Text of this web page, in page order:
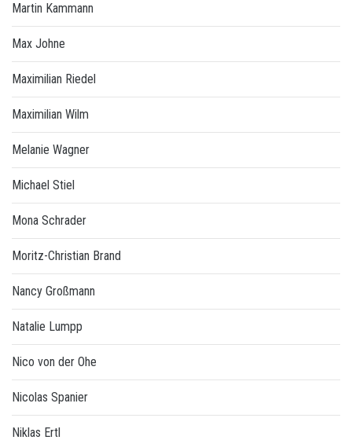
Martin Kammann
Max Johne
Maximilian Riedel
Maximilian Wilm
Melanie Wagner
Michael Stiel
Mona Schrader
Moritz-Christian Brand
Nancy Großmann
Natalie Lumpp
Nico von der Ohe
Nicolas Spanier
Niklas Ertl